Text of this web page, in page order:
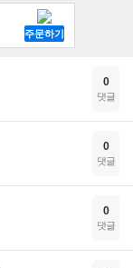
0
댓글
0
댓글
0
댓글